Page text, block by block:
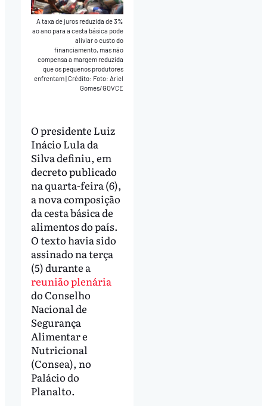
A taxa de juros reduzida de 3%
ao ano para a cesta básica pode
aliviar o custo do
financiamento, mas não
compensa a margem reduzida
que os pequenos produtores
enfrentam Crédito: Foto: Ariel
Gomes/GOVCE
O presidente Luiz
Inácio Lula da
Silva definiu, em
decreto publicado
na quarta-feira (6),
a nova composição
da cesta básica de
alimentos do país.
O texto havia sido
assinado na terça
(5) durante a
reunião plenária
do Conselho
Nacional de
Segurança
Alimentar e
Nutricional
(Consea), no
Palácio do
Planalto.